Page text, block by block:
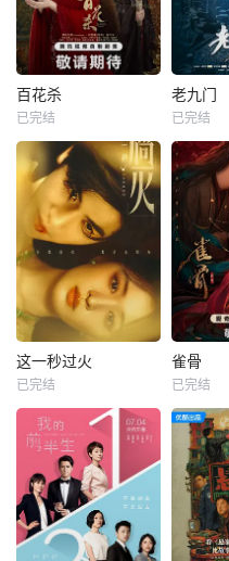
百花杀
已完结
老九门
已完结
这一秒过火
已完结
雀骨
已完结